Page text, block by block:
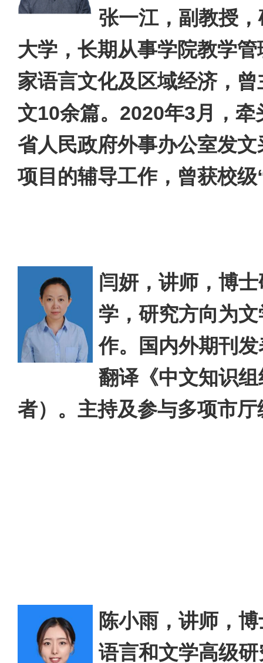
张一江，副教授，
大学， 长期从事学院教学管
家语言文化及区域经济，
文10余篇。 2020年3月，
省人民政府外事办公室发
项目的辅导工作，曾获校级
闫妍，讲师，博
学，研究方向为
作。国内外期刊
翻译《中文知识
者）。主持及参与多项市
陈小雨，讲师，
语言和文学高级